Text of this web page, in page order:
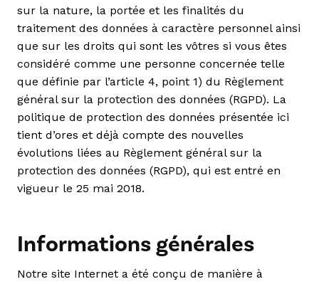
sur la nature, la portée et les finalités du
traitement des données à caractère personnel ainsi
que sur les droits qui sont les vôtres si vous êtes
considéré comme une personne concernée telle
que définie par l’article 4, point 1) du Règlement
général sur la protection des données (RGPD). La
politique de protection des données présentée ici
tient d’ores et déjà compte des nouvelles
évolutions liées au Règlement général sur la
protection des données (RGPD), qui est entré en
vigueur le 25 mai 2018.
Informations générales
Notre site Internet a été conçu de manière à